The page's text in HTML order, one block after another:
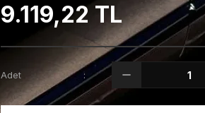
9.119,22 TL
Adet